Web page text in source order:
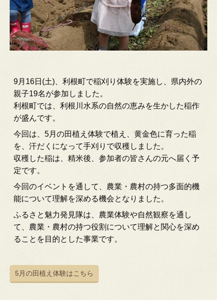
9月16日(土)、利根町で稲刈り体験を実施し、県内外の
親子19名が参加しました。
利根町では、利根川水系の自然の恵みを生かした稲作
が盛んです。
今回は、5月の田植え体験で植え、黄金色に育った稲
を、汗だくになって手刈りで収穫しました。
収穫した稲は、精米後、参加者の皆さんの元へ届く予
定です。
今回のイベントを通して、農業・農村の持つ多面的機
能について理解を深める機会となりました。
ふるさと魅力発見隊は、農業体験や自然観察を通し
て、農業・農村の持つ役割について理解と関心を深め
ることを目的とした事業です。
5月の田植え体験はこちら